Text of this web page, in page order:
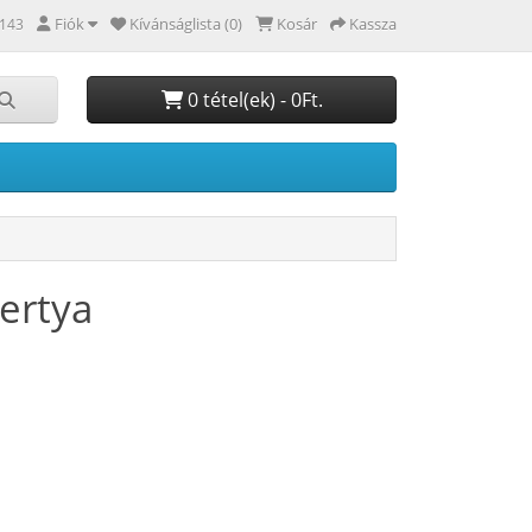
Fiók Kívánságlista (0) Kosár Kassza
0 tétel(ek) - 0Ft.